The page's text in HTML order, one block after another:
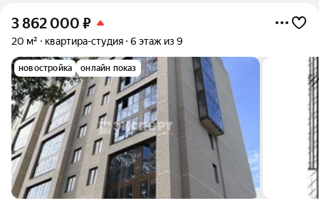
3 862 000 ₽
20 м² квартира-студия 6 этаж из 9
новостройка онлайн показ